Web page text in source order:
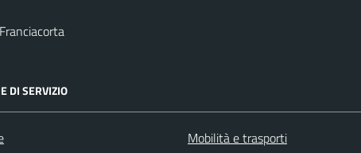
DI SERVIZIO
Mobilità e trasporti